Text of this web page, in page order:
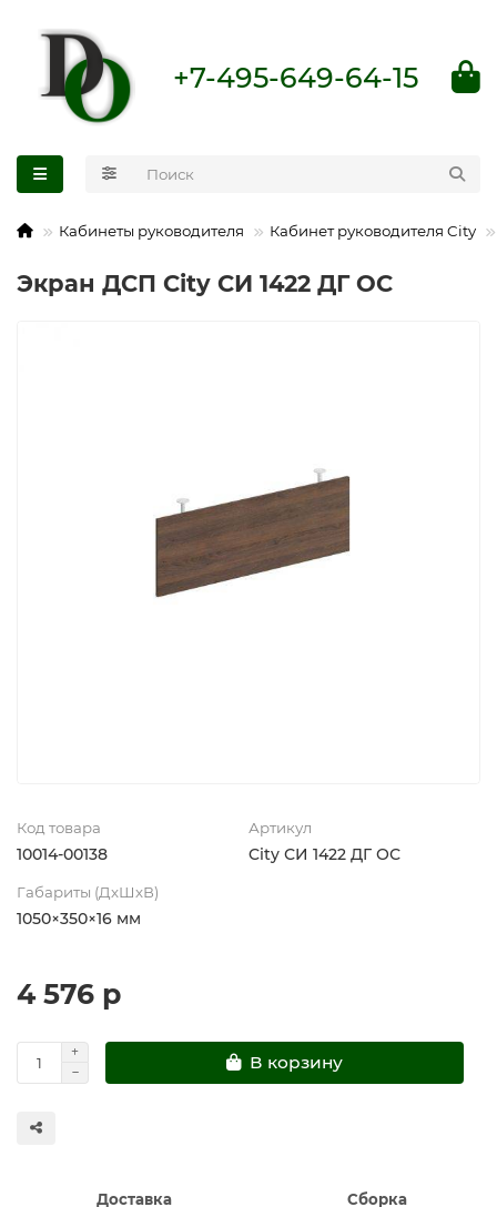
+7-495-649-64-15
Кабинеты руководителя Кабинет руководителя City
Экран ДСП City СИ 1422 ДГ ОС
Код товара
10014-00138
Артикул
City СИ 1422 ДГ ОС
Габариты (ДхШхВ)
1050×350×16 мм
4 576 р
В корзину
Доставка
Сборка